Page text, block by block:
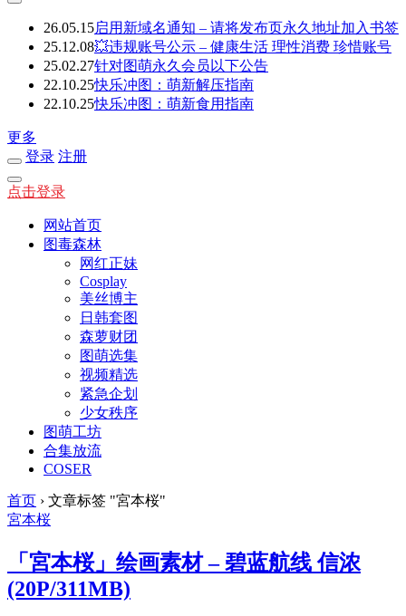
26.05.15启用新域名通知 – 请将发布页永久地址加入书签
25.12.08💥违规账号公示 – 健康生活 理性消费 珍惜账号
25.02.27针对图萌永久会员以下公告
22.10.25快乐冲图：萌新解压指南
22.10.25快乐冲图：萌新食用指南
更多
登录 注册
点击登录
网站首页
图毒森林
网红正妹
Cosplay
美丝博主
日韩套图
森萝财团
图萌选集
视频精选
紧急企划
少女秩序
图萌工坊
合集放流
COSER
首页 › 文章标签 "宮本桜"
宮本桜
「宮本桜」绘画素材 – 碧蓝航线 信浓
(20P/311MB)